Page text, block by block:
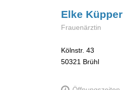
Elke Küpper
Frauenärztin
Kölnstr. 43
50321 Brühl